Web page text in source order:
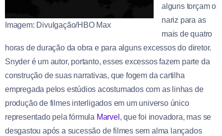
Imagem: Divulgação/HBO Max
alguns torçam o
nariz para as
mais de quatro
horas de duração da obra e para alguns excessos do diretor.
Snyder é um autor, portanto, esses excessos fazem parte da
construção de suas narrativas, que fogem da cartilha
empregada pelos estúdios acostumados com as linhas de
produção de filmes interligados em um universo único
representado pela fórmula Marvel , que foi inovadora, mas se
desgastou após a sucessão de filmes sem alma lançados